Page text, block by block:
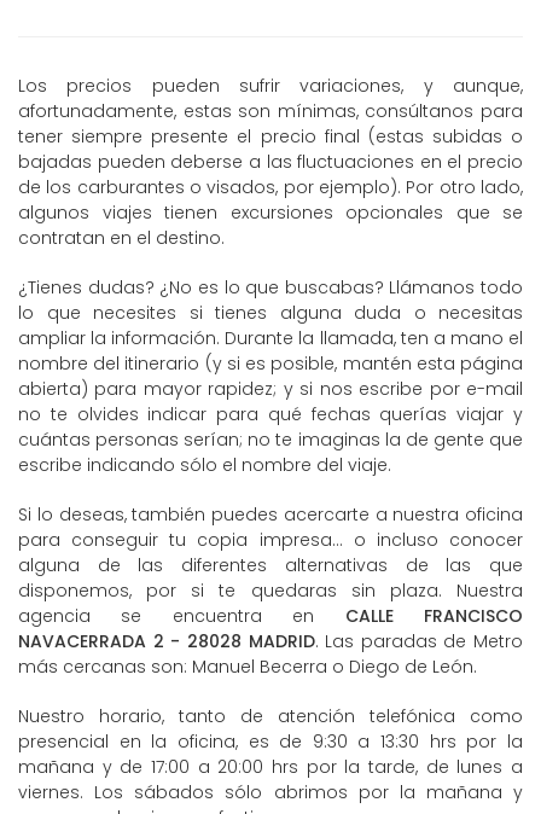
Los precios pueden sufrir variaciones, y aunque,
afortunadamente, estas son mínimas, consúltanos para
tener siempre presente el precio final (estas subidas o
bajadas pueden deberse a las fluctuaciones en el precio
de los carburantes o visados, por ejemplo). Por otro lado,
algunos viajes tienen excursiones opcionales que se
contratan en el destino.
¿Tienes dudas? ¿No es lo que buscabas? Llámanos todo
lo que necesites si tienes alguna duda o necesitas
ampliar la información. Durante la llamada, ten a mano el
nombre del itinerario (y si es posible, mantén esta página
abierta) para mayor rapidez; y si nos escribe por e-mail
no te olvides indicar para qué fechas querías viajar y
cuántas personas serían; no te imaginas la de gente que
escribe indicando sólo el nombre del viaje.
Si lo deseas, también puedes acercarte a nuestra oficina
para conseguir tu copia impresa... o incluso conocer
alguna de las diferentes alternativas de las que
disponemos, por si te quedaras sin plaza. Nuestra
agencia se encuentra en CALLE FRANCISCO
NAVACERRADA 2 - 28028 MADRID. Las paradas de Metro
más cercanas son: Manuel Becerra o Diego de León.
Nuestro horario, tanto de atención telefónica como
presencial en la oficina, es de 9:30 a 13:30 hrs por la
mañana y de 17:00 a 20:00 hrs por la tarde, de lunes a
viernes. Los sábados sólo abrimos por la mañana y